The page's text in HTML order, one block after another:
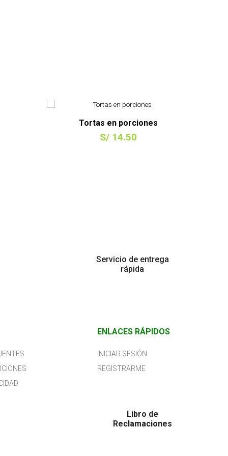
Tortas en porciones
S/ 14.50
Servicio de entrega
rápida
ENLACES RÁPIDOS
INICIAR SESIÓN
REGISTRARME
Libro de
Reclamaciones